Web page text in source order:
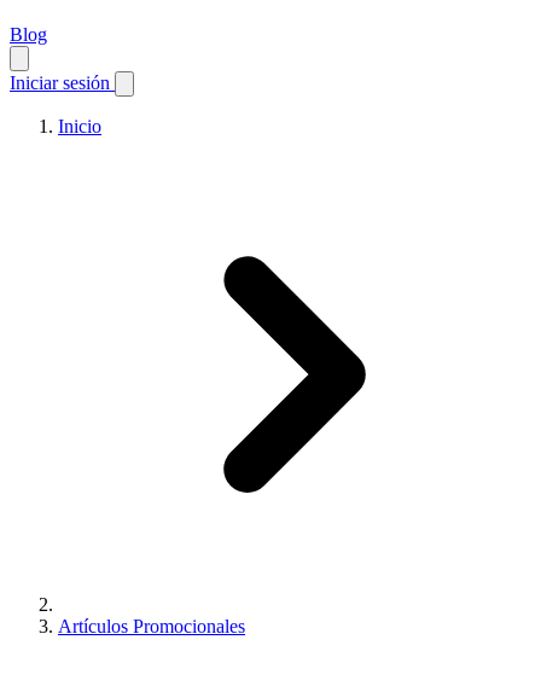
Blog
Iniciar sesión
Inicio
Artículos Promocionales